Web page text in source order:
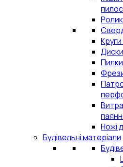
Круги
Ножі
Будівельні матеріали